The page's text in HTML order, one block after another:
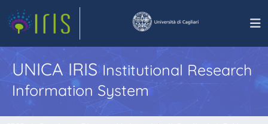
UNICA IRISInstitutional Research
Information System